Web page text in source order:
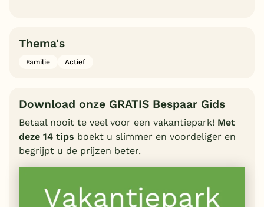
Thema's
Familie Actief
Download onze GRATIS Bespaar Gids
Betaal nooit te veel voor een vakantiepark! Met
deze 14 tips boekt u slimmer en voordeliger en
begrijpt u de prijzen beter.